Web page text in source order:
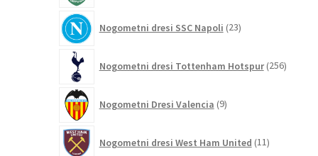
Nogometni dresi SSC Napoli 23izdelkov
Nogometni dresi Tottenham Hotspur 256
Nogometni Dresi Valencia 9izdelkov
Nogometni dresi West Ham United 11izdelkov